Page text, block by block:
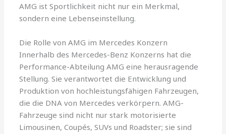
AMG ist Sportlichkeit nicht nur ein Merkmal,
sondern eine Lebenseinstellung.
Die Rolle von AMG im Mercedes Konzern
Innerhalb des Mercedes-Benz Konzerns hat die
Performance-Abteilung AMG eine herausragende
Stellung. Sie verantwortet die Entwicklung und
Produktion von hochleistungsfähigen Fahrzeugen,
die die DNA von Mercedes verkörpern. AMG-
Fahrzeuge sind nicht nur stark motorisierte
Limousinen, Coupés, SUVs und Roadster; sie sind